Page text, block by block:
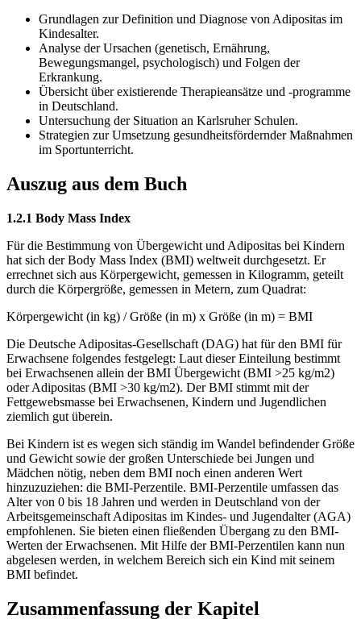
Grundlagen zur Definition und Diagnose von Adipositas im
Kindesalter.
Analyse der Ursachen (genetisch, Ernährung,
Bewegungsmangel, psychologisch) und Folgen der
Erkrankung.
Übersicht über existierende Therapieansätze und -programme
in Deutschland.
Untersuchung der Situation an Karlsruher Schulen.
Strategien zur Umsetzung gesundheitsfördernder Maßnahmen
im Sportunterricht.
Auszug aus dem Buch
1.2.1 Body Mass Index
Für die Bestimmung von Übergewicht und Adipositas bei Kindern
hat sich der Body Mass Index (BMI) weltweit durchgesetzt. Er
errechnet sich aus Körpergewicht, gemessen in Kilogramm, geteilt
durch die Körpergröße, gemessen in Metern, zum Quadrat:
Körpergewicht (in kg) / Größe (in m) x Größe (in m) = BMI
Die Deutsche Adipositas-Gesellschaft (DAG) hat für den BMI für
Erwachsene folgendes festgelegt: Laut dieser Einteilung bestimmt
bei Erwachsenen allein der BMI Übergewicht (BMI >25 kg/m2)
oder Adipositas (BMI >30 kg/m2). Der BMI stimmt mit der
Fettgewebsmasse bei Erwachsenen, Kindern und Jugendlichen
ziemlich gut überein.
Bei Kindern ist es wegen sich ständig im Wandel befindender Größe
und Gewicht sowie der großen Unterschiede bei Jungen und
Mädchen nötig, neben dem BMI noch einen anderen Wert
hinzuzuziehen: die BMI-Perzentile. BMI-Perzentile umfassen das
Alter von 0 bis 18 Jahren und werden in Deutschland von der
Arbeitsgemeinschaft Adipositas im Kindes- und Jugendalter (AGA)
empfohlenen. Sie bieten einen fließenden Übergang zu den BMI-
Werten der Erwachsenen. Mit Hilfe der BMI-Perzentilen kann nun
abgelesen werden, in welchem Bereich sich ein Kind mit seinem
BMI befindet.
Zusammenfassung der Kapitel